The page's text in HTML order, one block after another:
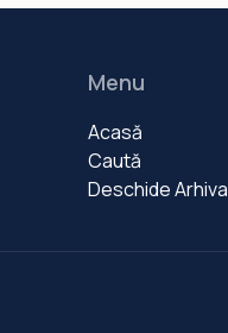
Menu
Acasă
Caută
Deschide Arhiva